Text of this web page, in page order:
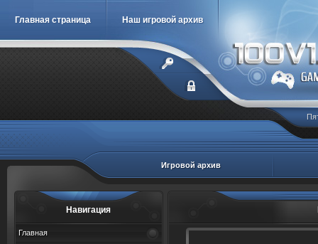
Главная страница Наш игровой архив
Игровой архив
Навигация
Главная